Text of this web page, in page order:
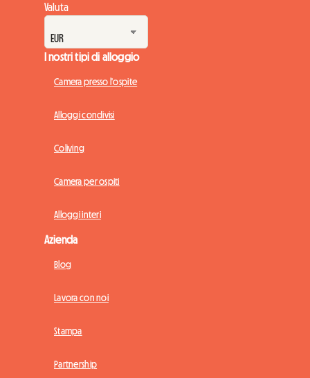
Valuta
I nostri tipi di alloggio
Camera presso l'ospite
Alloggi condivisi
Coliving
Camera per ospiti
Alloggi interi
Azienda
Blog
Lavora con noi
Stampa
Partnership